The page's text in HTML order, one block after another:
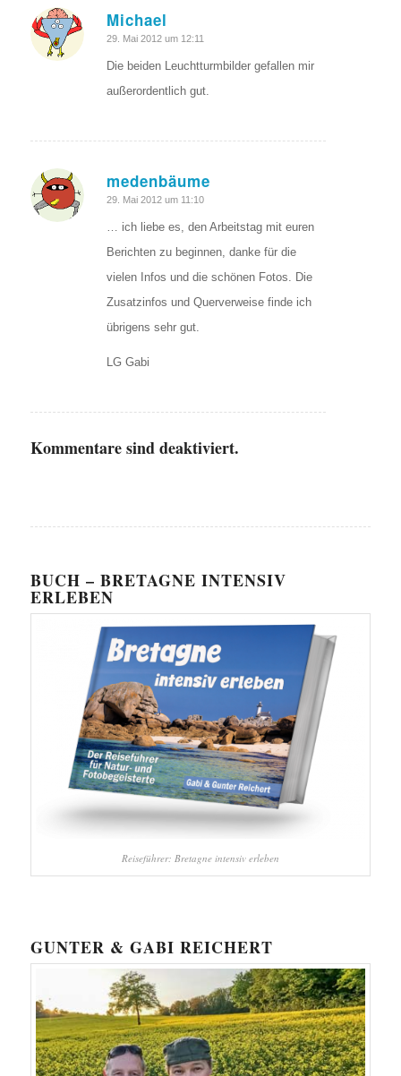
Michael
sagte:
29. Mai 2012 um 12:11
Die beiden Leuchtturmbilder gefallen mir
außerordentlich gut.
medenbäume
sagte:
29. Mai 2012 um 11:10
… ich liebe es, den Arbeitstag mit euren
Berichten zu beginnen, danke für die
vielen Infos und die schönen Fotos. Die
Zusatzinfos und Querverweise finde ich
übrigens sehr gut.
LG Gabi
Kommentare sind deaktiviert.
BUCH – BRETAGNE INTENSIV
ERLEBEN
Reiseführer: Bretagne intensiv erleben
GUNTER & GABI REICHERT